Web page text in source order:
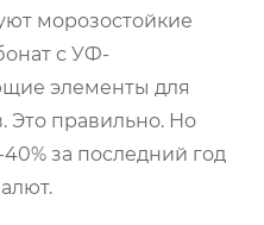
морозостойкие
с УФ-
элементы для
Это правильно. Но
за последний год